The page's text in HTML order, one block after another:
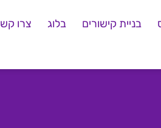
בניית קישורים בלוג צרו